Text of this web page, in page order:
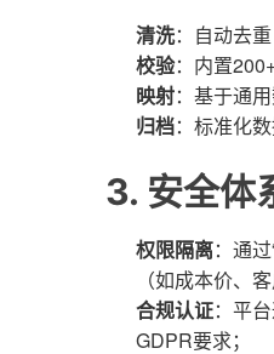
清洗：自动去
校验：内置
映射：基于通
归档：标准化
3. 安全体
权限隔离：通
（如成本价、
合规认证：平
GDPR要求；